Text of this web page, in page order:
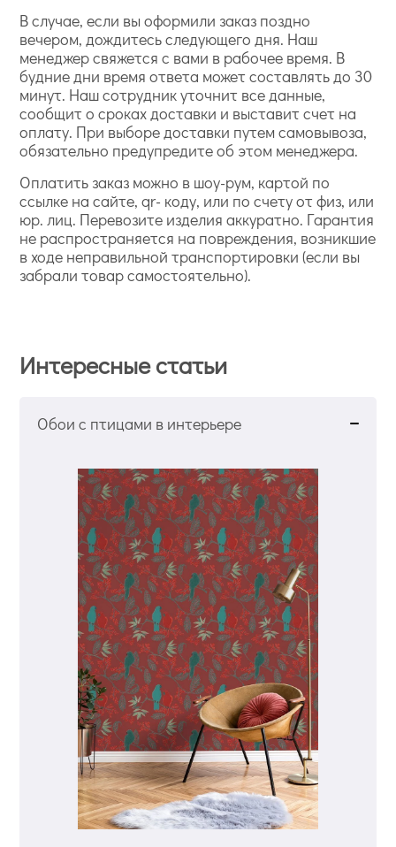
В случае, если вы оформили заказ поздно
вечером, дождитесь следующего дня. Наш
менеджер свяжется с вами в рабочее время. В
будние дни время ответа может составлять до 30
минут. Наш сотрудник уточнит все данные,
сообщит о сроках доставки и выставит счет на
оплату. При выборе доставки путем самовывоза,
обязательно предупредите об этом менеджера.
Оплатить заказ можно в шоу-рум, картой по
ссылке на сайте, qr- коду, или по счету от физ, или
юр. лиц. Перевозите изделия аккуратно. Гарантия
не распространяется на повреждения, возникшие
в ходе неправильной транспортировки (если вы
забрали товар самостоятельно).
Интересные статьи
Обои с птицами в интерьере